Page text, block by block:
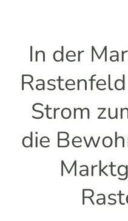
In der
Strom
die